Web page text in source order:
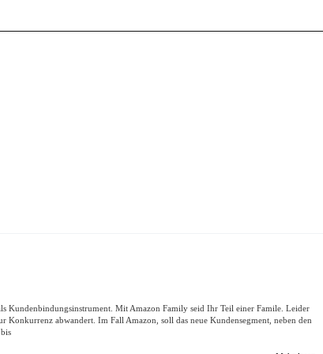
Kundenbindungsinstrument. Mit Amazon Family seid Ihr Teil einer Famile. Leider
Konkurrenz abwandert. Im Fall Amazon, soll das neue Kundensegment, neben den